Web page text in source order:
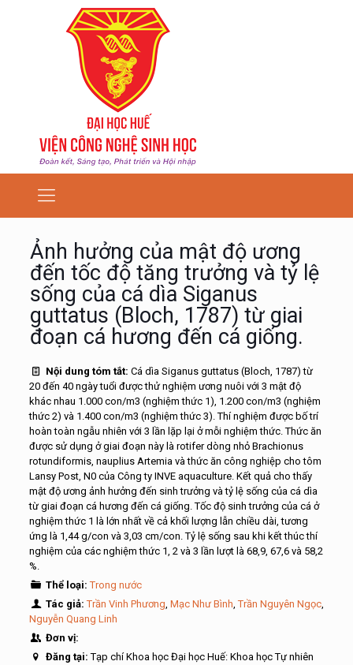
Ảnh hưởng của mật độ ương
đến tốc độ tăng trưởng và tỷ lệ
sống của cá dìa Siganus
guttatus (Bloch, 1787) từ giai
đoạn cá hương đến cá giống.
Nội dung tóm tắt: Cá dìa Siganus guttatus (Bloch, 1787) từ
20 đến 40 ngày tuổi được thử nghiệm ương nuôi với 3 mật độ
khác nhau 1.000 con/m3 (nghiệm thức 1), 1.200 con/m3 (nghiệm
thức 2) và 1.400 con/m3 (nghiệm thức 3). Thí nghiệm được bố trí
hoàn toàn ngẫu nhiên với 3 lần lặp lại ở mỗi nghiệm thức. Thức ăn
được sử dụng ở giai đoạn này là rotifer dòng nhỏ Brachionus
rotundiformis, nauplius Artemia và thức ăn công nghiệp cho tôm
Lansy Post, N0 của Công ty INVE aquaculture. Kết quả cho thấy
mật độ ương ảnh hưởng đến sinh trưởng và tỷ lệ sống của cá dìa
từ giai đoạn cá hương đến cá giống. Tốc độ sinh trưởng của cá ở
nghiệm thức 1 là lớn nhất về cả khối lượng lẫn chiều dài, tương
ứng là 1,44 g/con và 3,03 cm/con. Tỷ lệ sống sau khi kết thúc thí
nghiệm của các nghiệm thức 1, 2 và 3 lần lượt là 68,9, 67,6 và 58,2
%.
Thể loại:Trong nước
Tác giả:Trần Vinh Phương, Mạc Như Bình,Trần Nguyên Ngọc,
Nguyễn Quang Linh
Đơn vị:
Đăng tại:Tạp chí Khoa học Đại học Huế: Khoa học Tự nhiên